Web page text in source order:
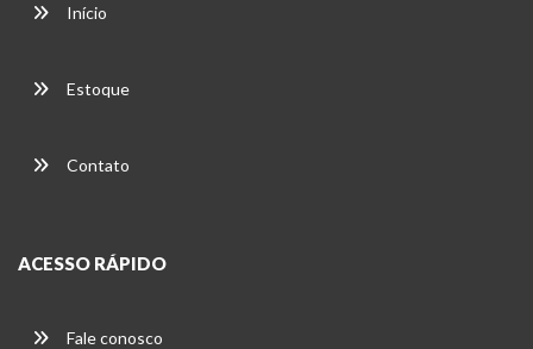
Início
Estoque
Contato
ACESSO RÁPIDO
Fale conosco